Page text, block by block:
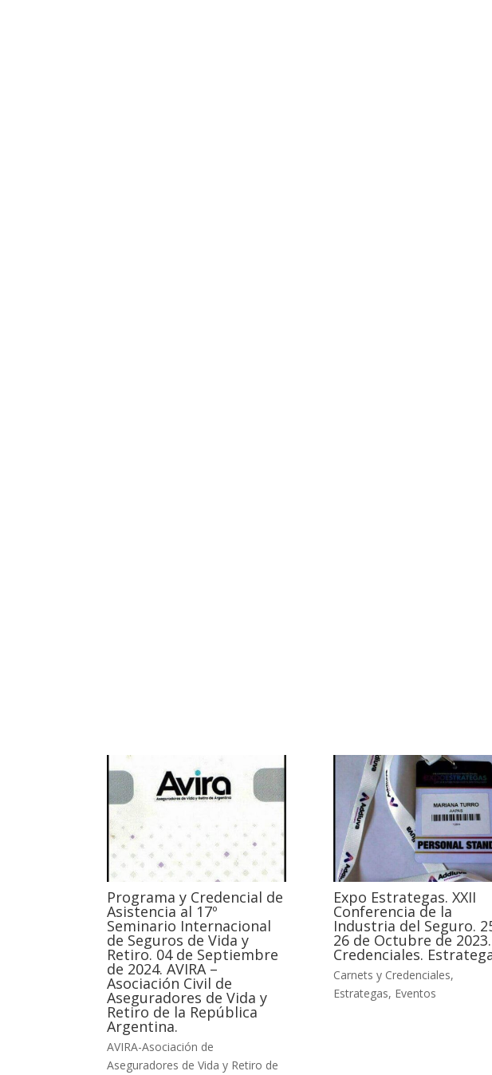
Programa y Credencial de
Asistencia al 17º
Seminario Internacional
de Seguros de Vida y
Retiro. 04 de Septiembre
de 2024. AVIRA –
Asociación Civil de
Aseguradores de Vida y
Retiro de la República
Argentina.
AVIRA-Asociación de
Aseguradores de Vida y Retiro de
Expo Estrategas. XXII
Conferencia de la
Industria del Seguro.
26 de Octubre de 2023.
Credenciales.
Carnets y Credenciales,
Estrategas, Eventos